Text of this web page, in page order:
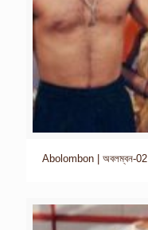
Abolombon | অবলম্বন-02